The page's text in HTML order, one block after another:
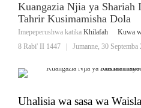
Kuangazia Njia ya Shariah
Tahrir Kusimamisha Dola
Imepeperushwa katika Khilafah
Kuwa
8 Rabi' II 1447
Jumanne, 30 Septemba
Uhalisia wa sasa wa